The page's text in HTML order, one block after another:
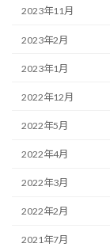
2023年11月
2023年2月
2023年1月
2022年12月
2022年5月
2022年4月
2022年3月
2022年2月
2021年7月